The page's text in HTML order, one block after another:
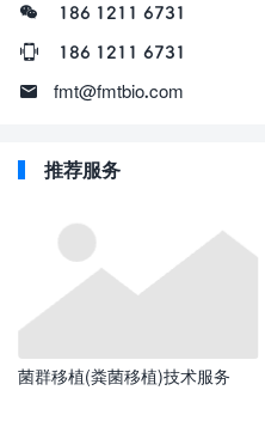
186 1211 6731
186 1211 6731
fmt@fmtbio.com
推荐服务
菌群移植(粪菌移植)技术服务